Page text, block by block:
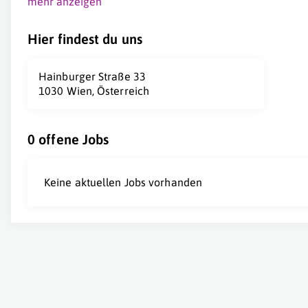
Hier findest du uns
Hainburger Straße 33
1030 Wien, Österreich
0 offene Jobs
Keine aktuellen Jobs vorhanden